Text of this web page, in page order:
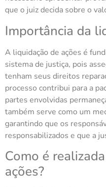
que o juiz decida sobre o
Importância da
A liquidação de ações é
sistema de justiça, pois
tenham seus direitos
processo contribui para a
partes envolvidas
também serve como um
garantindo que os
responsabilizados e que a
Como é
ações?